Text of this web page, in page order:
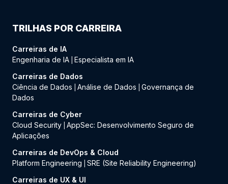
TRILHAS POR CARREIRA
Carreiras de IA
Engenharia de IA Especialista em IA
Carreiras de Dados
Ciência de Dados
Análise de Dados
Governança de
Dados
Carreiras de Cyber
Cloud Security AppSec: Desenvolvimento Seguro de
Aplicações
Carreiras de DevOps & Cloud
Platform Engineering
SRE (Site Reliability Engineering)
Carreiras de UX & UI